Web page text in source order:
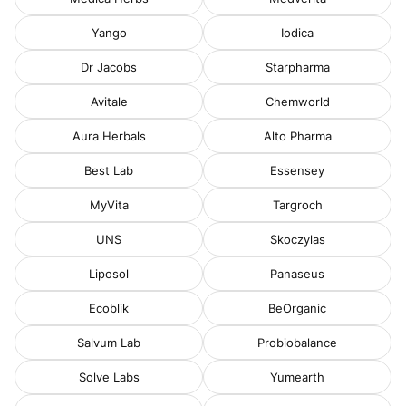
Yango Iodica
Dr Jacobs Starpharma
Avitale Chemworld
Aura Herbals Alto Pharma
Best Lab Essensey
MyVita Targroch
UNS Skoczylas
Liposol Panaseus
Ecoblik BeOrganic
Salvum Lab Probiobalance
Solve Labs Yumearth